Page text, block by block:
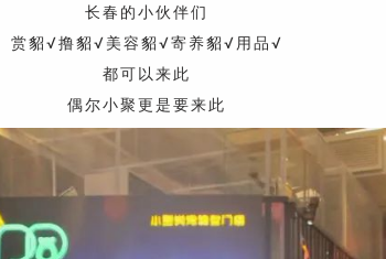
长春的小伙伴们
赏貂√撸貂√美容貂√寄养貂√用品√
都可以来此
偶尔小聚更是要来此